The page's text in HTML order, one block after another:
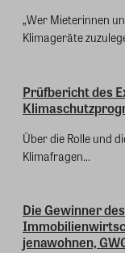
„Wer Mieterinnen
Klimageräte
Prüfbericht des
Über die Rolle und
Klimafragen...
Die Gewinner
jenawohnen,